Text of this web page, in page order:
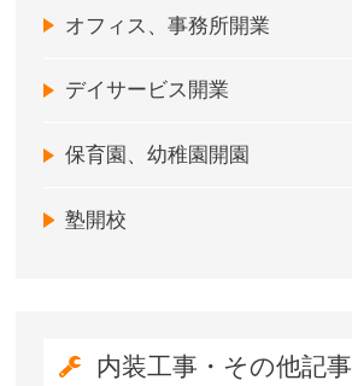
オフィス、事務所開業
デイサービス開業
保育園、幼稚園開園
塾開校
内装工事・その他記事